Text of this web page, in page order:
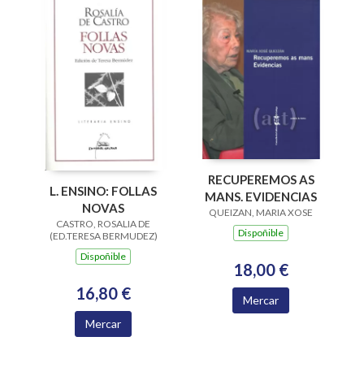
L. ENSINO: FOLLAS
NOVAS
CASTRO, ROSALIA DE
(ED.TERESA BERMUDEZ)
Dispoñible
16,80 €
Mercar
RECUPEREMOS AS
MANS. EVIDENCIAS
QUEIZAN, MARIA XOSE
Dispoñible
18,00 €
Mercar